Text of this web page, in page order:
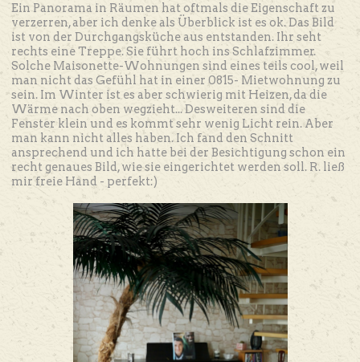
Ein Panorama in Räumen hat oftmals die Eigenschaft zu
verzerren, aber ich denke als Überblick ist es ok. Das Bild
ist von der Durchgangsküche aus entstanden. Ihr seht
rechts eine Treppe. Sie führt hoch ins Schlafzimmer.
Solche Maisonette-Wohnungen sind eines teils cool, weil
man nicht das Gefühl hat in einer 0815- Mietwohnung zu
sein. Im Winter ist es aber schwierig mit Heizen, da die
Wärme nach oben wegzieht... Desweiteren sind die
Fenster klein und es kommt sehr wenig Licht rein. Aber
man kann nicht alles haben. Ich fand den Schnitt
ansprechend und ich hatte bei der Besichtigung schon ein
recht genaues Bild, wie sie eingerichtet werden soll. R. ließ
mir freie Hand - perfekt:)